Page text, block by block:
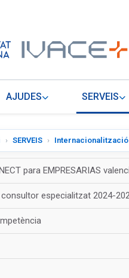
AJUDES SERVEIS
SERVEIS Internacionalització
para EMPRESARIAS
especialitzat 2024-